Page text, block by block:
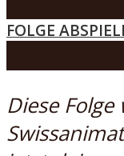
MENÜ
FOLGE
Diese